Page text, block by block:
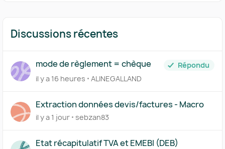
Discussions récentes
mode de règlement = chèque
Répondu
il y a 16 heures
ALINEGALLAND
Extraction données devis/factures - Macro
il y a 1 jour sebzan83
Etat récapitulatif TVA et EMEBI (DEB)